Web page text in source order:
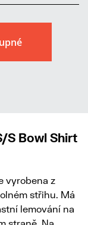
S Bowl Shirt
vyrobena z
střihu. Má
lemování na